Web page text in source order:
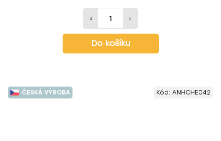
Do košíku
ČESKÁ VÝROBA Kód: ANHCHE042